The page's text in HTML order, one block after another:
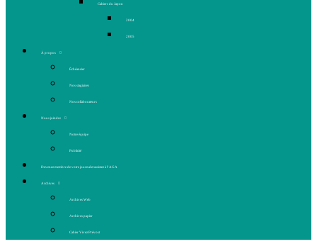
Cahiers du Japon
2004
2005
À propos
Échéancier
Nos stagiaires
Nos collaborateurs
Nous joindre
Notre équipe
Publicité
Devenez membre de votre journal et assistez à l’AGA
Archives
Archives Web
Archives papier
Cahier Vivez Prévost